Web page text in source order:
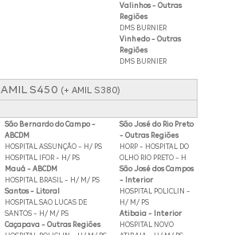
Valinhos - Outras
Regiões
DMS BURNIER
Vinhedo - Outras
Regiões
DMS BURNIER
AMIL S450 (+ AMIL S380)
São Bernardo do Campo -
ABCDM
HOSPITAL ASSUNÇÃO - H/ PS
HOSPITAL IFOR - H/ PS
Mauá - ABCDM
HOSPITAL BRASIL - H/ M/ PS
Santos - Litoral
HOSPITAL SAO LUCAS DE
SANTOS - H/ M/ PS
Caçapava - Outras Regiões
São José do Rio Preto
- Outras Regiões
HORP - HOSPITAL DO
OLHO RIO PRETO - H
São José dos Campos
- Interior
HOSPITAL POLICLIN -
H/ M/ PS
Atibaia - Interior
HOSPITAL NOVO